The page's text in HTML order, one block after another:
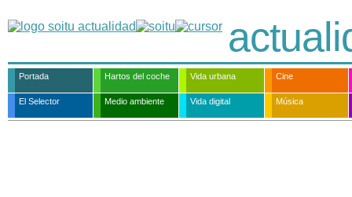
Portada Hartos del coche Vida urbana Cine
El Selector Medio ambiente Vida digital Música